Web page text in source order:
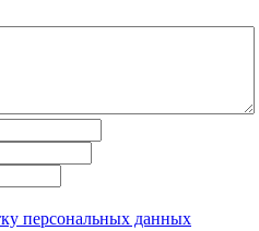
персональных данных